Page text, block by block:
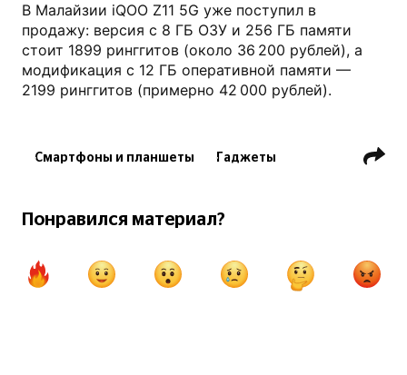
В Малайзии iQOO Z11 5G уже поступил в
продажу: версия с 8 ГБ ОЗУ и 256 ГБ памяти
стоит 1899 ринггитов (около 36 200 рублей), а
модификация с 12 ГБ оперативной памяти —
2199 ринггитов (примерно 42 000 рублей).
Смартфоны и планшеты Гаджеты
Понравился материал?